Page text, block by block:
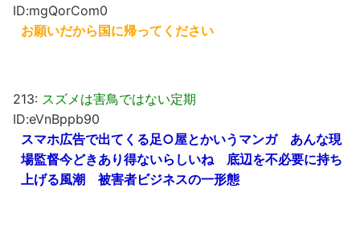
ID:mgQorCom0
お願いだから国に帰ってください
213: スズメは害鳥ではない定期
ID:eVnBppb90
スマホ広告で出てくる足○屋とかいうマンガ あんな現
場監督今どきあり得ないらしいね 底辺を不必要に持ち
上げる風潮 被害者ビジネスの一形態